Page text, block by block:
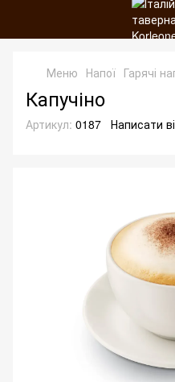
Меню Напої Гарячі
Капучіно
Артикул: 0187 Написати